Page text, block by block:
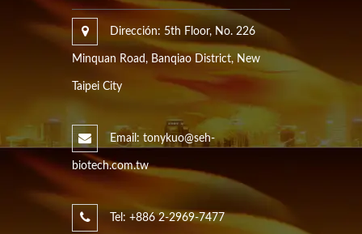
Dirección: 5th Floor, No. 226
Minquan Road, Banqiao District, New
Taipei City
Email: tonykuo@seh-
biotech.com.tw
Tel: +886 2-2969-7477